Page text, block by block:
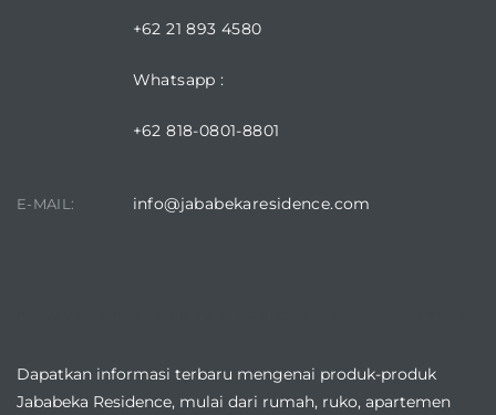
+62 21 893 4580
Whatsapp :
+62 818-0801-8801
E-MAIL: info@jababekaresidence.com
Dapatkan informasi terbaru mengenai produk-produk
Jababeka Residence, mulai dari rumah, ruko, apartemen